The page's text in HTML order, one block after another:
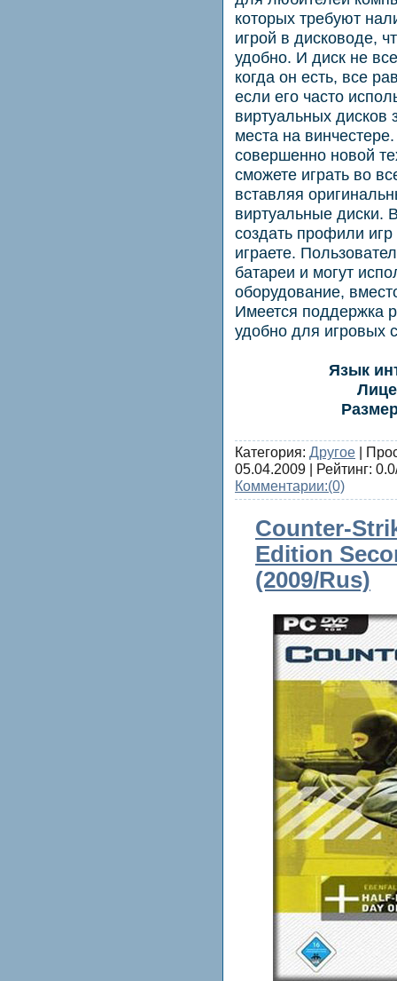
которых требуют
игрой в дисководе,
удобно. И диск не
когда он есть, все
если его часто
виртуальных дисков
места на
совершенно новой
сможете играть во
вставляя
виртуальные диски.
создать профили
играете.
батареи и могут
оборудование,
Имеется поддержка
удобно для игровых
Язык
Категория: Другое |
05.04.2009 | Рейтинг:
Комментарии:(0)
Counter-
Edition
(2009/Rus)